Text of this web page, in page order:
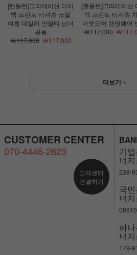
[펜들턴]그라데이션 다이
백 프린트 티셔츠 코랄
여름 데일리 반팔티 남녀
공용
￦117,000￦117,000
[펜들턴]그라데이션
백 프린트 티셔츠
아웃도어 캠핑웨어
￦117,000￦
더보기
CUSTOMER CENTER
070-4446-2823
고객센터
연결하기
기
너
238-
국
너
하
너
179-